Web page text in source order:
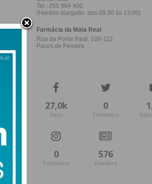
27,0k
Fans
0
Followers
0
Followers
576
Readers